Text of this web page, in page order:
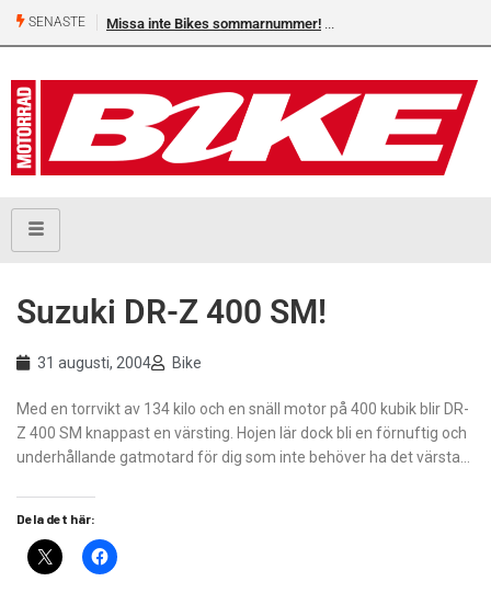
SENASTE Missa inte Bikes sommarnummer!
Suzuki DR-Z 400 SM!
31 augusti, 2004 Bike
Med en torrvikt av 134 kilo och en snäll motor på 400 kubik blir DR-
Z 400 SM knappast en värsting. Hojen lär dock bli en förnuftig och
underhållande gatmotard för dig som inte behöver ha det värsta…
Dela det här: